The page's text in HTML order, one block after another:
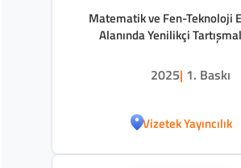
Matematik ve Fen-Teknoloji
Alanında Yenilikçi
2025| 1. Baskı
Vizetek Yayıncılık